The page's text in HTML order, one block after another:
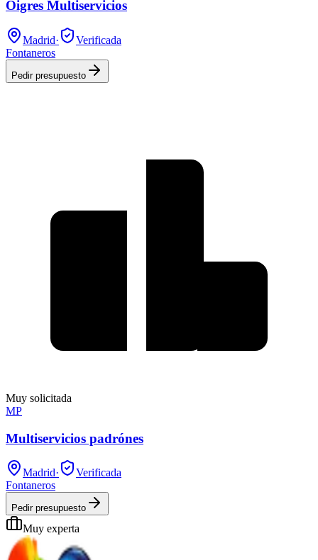
Oigres Multiservicios
Madrid·
Verificada
Fontaneros
Pedir presupuesto
Muy solicitada
MP
Multiservicios padrónes
Madrid·
Verificada
Fontaneros
Pedir presupuesto
Muy experta